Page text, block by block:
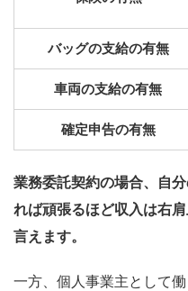
バッグの支給の有無
車両の支給の有無
確定申告の有無
業務委託契約の場合、自
れば頑張るほど収入は右
言えます。
一方、個人事業主として